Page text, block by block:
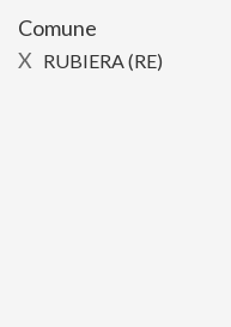
Comune
X RUBIERA (RE)